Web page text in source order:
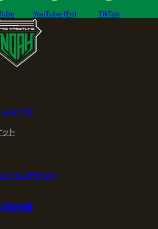
YouTube (En) TikTok
ニュース
ト
ール/チケット
試合結果